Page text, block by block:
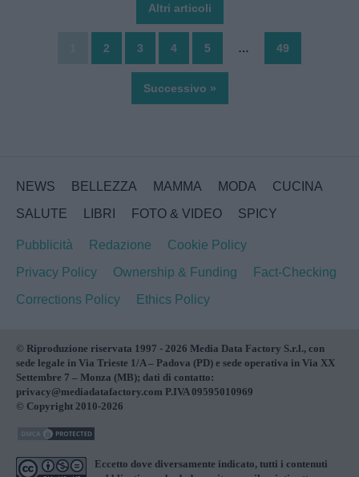
Altri articoli
2 3 4 5 … 49
Successivo »
NEWS BELLEZZA MAMMA MODA
CUCINA
SALUTE
LIBRI FOTO & VIDEO SPICY
Pubblicità Redazione
Cookie Policy
Privacy Policy
Ownership & Funding
Fact-Checking
Corrections Policy
Ethics Policy
© Riproduzione riservata 1997 - 2026 Media Data Factory S.r.l., con
sede legale in Via Trieste 1/A – Padova (PD) e sede operativa in Via XX
Settembre 7 – Monza (MB); dati di contatto:
privacy@mediadatafactory.com P.IVA 09595010969
© Copyright 2010-2026
Eccetto dove diversamente indicato, tutti i contenuti